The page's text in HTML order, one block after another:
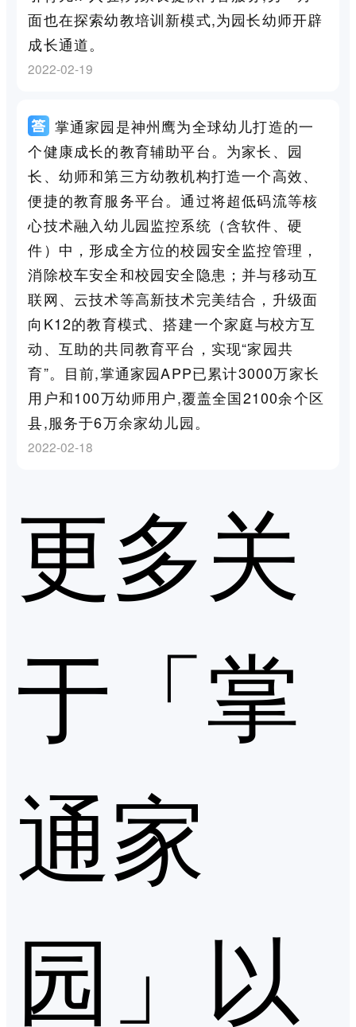
面也在探索幼教培训新模式,为园长幼师开辟
成长通道。
2022-02-19
掌通家园是神州鹰为全球幼儿打造的一
个健康成长的教育辅助平台。为家长、园
长、幼师和第三方幼教机构打造一个高效、
便捷的教育服务平台。通过将超低码流等核
心技术融入幼儿园监控系统（含软件、硬
件）中，形成全方位的校园安全监控管理，
消除校车安全和校园安全隐患；并与移动互
联网、云技术等高新技术完美结合，升级面
向K12的教育模式、搭建一个家庭与校方互
动、互助的共同教育平台，实现“家园共
育”。目前,掌通家园APP已累计3000万家长
用户和100万幼师用户,覆盖全国2100余个区
县,服务于6万余家幼儿园。
2022-02-18
更多关
于「掌
通家
园」以